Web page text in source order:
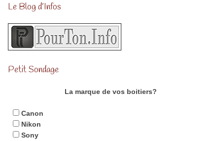
Le Blog d’Infos
Petit Sondage
La marque de vos boitiers?
Canon
Nikon
Sony